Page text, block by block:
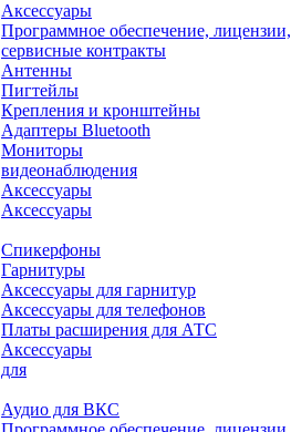
Аксессуары
Программное обеспечение, лицензии,
сервисные контракты
Антенны
Пигтейлы
Крепления и кронштейны
Адаптеры Bluetooth
Мониторы
видеонаблюдения
Аксессуары
Аксессуары
Спикерфоны
Гарнитуры
Аксессуары для гарнитур
Аксессуары для телефонов
Платы расширения для АТС
Аксессуары
для
интерактивного
Аудио для ВКС